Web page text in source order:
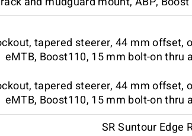
tapered steerer, 44 mm offset,
eMTB, Boost110, 15 mm bolt-on thru
tapered steerer, 44 mm offset,
eMTB, Boost110, 15 mm bolt-on thru
SR Suntour Edge